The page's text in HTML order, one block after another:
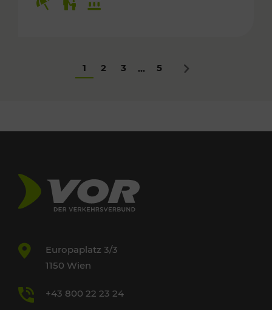
1 2 3 ... 5 Nächstes
Europaplatz 3/3
1150 Wien
+43 800 22 23 24